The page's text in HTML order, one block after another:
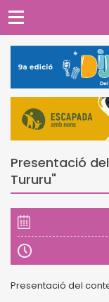
Presentació
Tururu"
Presentació del